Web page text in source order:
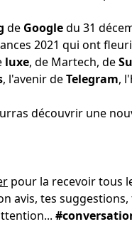
de Googledu 31
2021 qui ont
luxe, de Martech, de
, l'avenir deTelegram,
découvrir une
pour la recevoir tous
avis, tes